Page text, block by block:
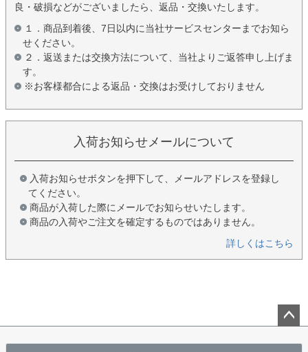
良・破損などがございましたら、返品・交換いたします。
１．商品到着後、7日以内に当社サービスセンターまでお知ら
せください。
２．返送または交換方法について、当社よりご返答申し上げま
す。
※お客様都合による返品・交換はお受けしておりません
入荷お知らせメールについて
入荷お知らせボタンを押下して、メールアドレスを登録し
てください。
商品が入荷した際にメールでお知らせいたします。
商品の入荷やご注文を確定するものではありません。
詳しくはこちら